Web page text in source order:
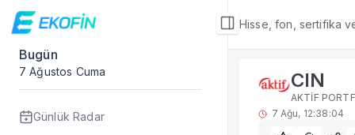
Hisse, fon, sertifika
Bugün
7 Ağustos Cuma
Günlük Radar
Özet Rapor
CIN yatırım
CIN
AKTİF
7 Ağu, 12:38:04